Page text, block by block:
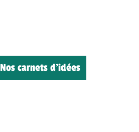
Nos carnets d’idées